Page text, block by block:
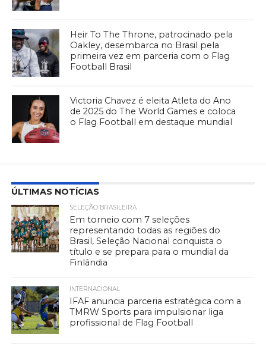
Heir To The Throne, patrocinado pela
Oakley, desembarca no Brasil pela
primeira vez em parceria com o Flag
Football Brasil
Victoria Chavez é eleita Atleta do Ano
de 2025 do The World Games e coloca
o Flag Football em destaque mundial
ÚLTIMAS NOTÍCIAS
SELEÇÃO BRASILEIRA
Em torneio com 7 seleções
representando todas as regiões do
Brasil, Seleção Nacional conquista o
título e se prepara para o mundial da
Finlândia
INTERNACIONAL
IFAF anuncia parceria estratégica com a
TMRW Sports para impulsionar liga
profissional de Flag Football